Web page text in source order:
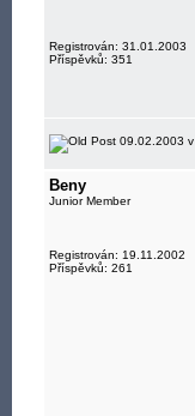
Registrován: 31.01.2003
Příspěvků: 351
09.02.2003 v
Beny
Junior Member
Registrován: 19.11.2002
Příspěvků: 261